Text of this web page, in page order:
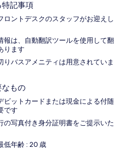
記事項
ロントデスクのスタッフがお迎えし
報は、自動翻訳ツールを使用して翻
ります
りバスアメニティは用意されていま
なもの
ビットカードまたは現金による付随
です
の写真付き身分証明書をご提示いた
低年齢 : 20 歳